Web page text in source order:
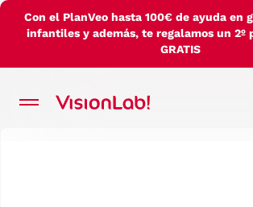
Con el PlanVeo hasta 100€ de ayuda en
infantiles y además, te regalamos un 2º
GRATIS